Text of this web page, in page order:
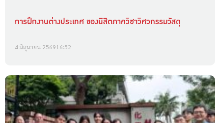
การฝึกงานต่างประเทศ ของนิสิตภาควิชาวิศวกรรมวัสดุ
4 มิถุนายน 256916:52